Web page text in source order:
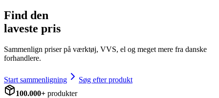
Find den
laveste pris
Sammenlign priser på værktøj, VVS, el og meget mere fra danske
forhandlere.
Start sammenligning
Søg efter produkt
100.000+ produkter